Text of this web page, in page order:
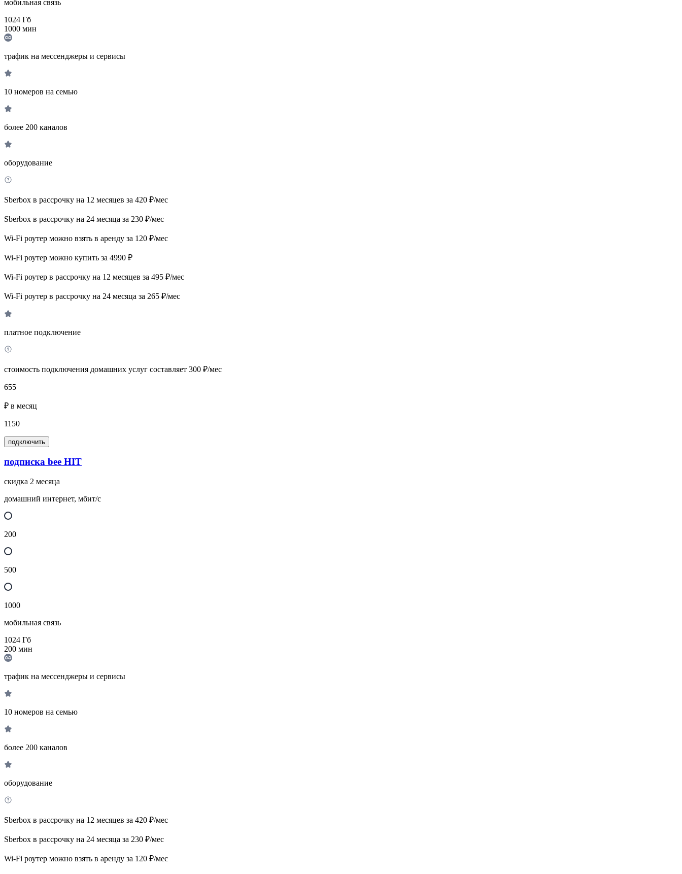
мобильная связь
1024 Гб
1000 мин
трафик на мессенджеры и сервисы
10 номеров на семью
более 200 каналов
оборудование
Sberbox в рассрочку на 12 месяцев за 420 ₽/мес
Sberbox в рассрочку на 24 месяца за 230 ₽/мес
Wi-Fi роутер можно взять в аренду за 120 ₽/мес
Wi-Fi роутер можно купить за 4990 ₽
Wi-Fi роутер в рассрочку на 12 месяцев за 495 ₽/мес
Wi-Fi роутер в рассрочку на 24 месяца за 265 ₽/мес
платное подключение
стоимость подключения домашних услуг составляет 300 ₽/мес
655
₽ в месяц
1150
подключить
подписка bee HIT
скидка 2 месяца
домашний интернет, мбит/с
200
500
1000
мобильная связь
1024 Гб
200 мин
трафик на мессенджеры и сервисы
10 номеров на семью
более 200 каналов
оборудование
Sberbox в рассрочку на 12 месяцев за 420 ₽/мес
Sberbox в рассрочку на 24 месяца за 230 ₽/мес
Wi-Fi роутер можно взять в аренду за 120 ₽/мес